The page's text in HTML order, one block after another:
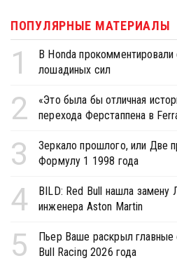
ПОПУЛЯРНЫЕ МАТЕРИАЛЫ
1
В Honda прокомментировали
лошадиных сил
2
«Это была бы отличная
перехода Ферстаппена в
3
Зеркало прошлого, или Две
Формулу 1 1998 года
4
BILD: Red Bull нашла замену
инженера Aston Martin
5
Пьер Ваше раскрыл главные
Bull Racing 2026 года